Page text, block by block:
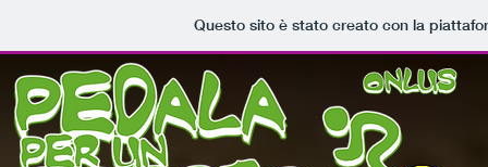
Questo sito è stato creato con la